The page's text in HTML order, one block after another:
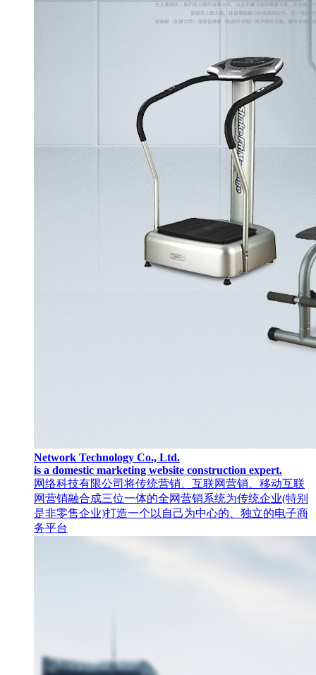
Network Technology Co., Ltd.
is a domestic marketing website construction expert.
网络科技有限公司将传统营销、互联网营销、移动互联
网营销融合成三位一体的全网营销系统为传统企业(特别
是非零售企业)打造一个以自己为中心的、独立的电子商
务平台